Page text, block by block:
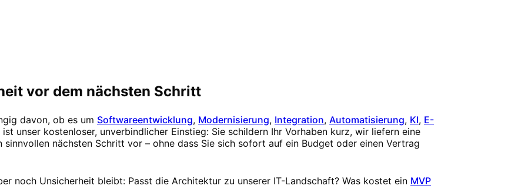
vor dem nächsten Schritt
davon, ob es um Softwareentwicklung, Modernisierung, Integration, Automatisierung, KI, E-
unser kostenloser, unverbindlicher Einstieg: Sie schildern Ihr Vorhaben kurz, wir liefern eine
nächsten Schritt vor – ohne dass Sie sich sofort auf ein Budget oder einen Vertrag
noch Unsicherheit bleibt: Passt die Architektur zu unserer IT-Landschaft? Was kostet ein MVP